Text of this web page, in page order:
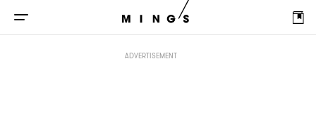
ADVERTISEMENT
後你要認識 下一位有機會跑出的設計師左右手